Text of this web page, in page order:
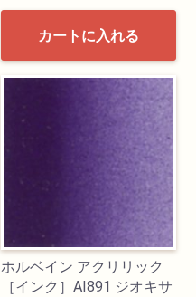
カートに入れる
ホルベイン アクリリック
［インク］AI891 ジオキサ